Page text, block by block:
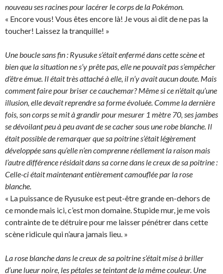
nouveau ses racines pour lacérer le corps de la Pokémon.
« Encore vous! Vous êtes encore là! Je vous ai dit de ne pas la
toucher! Laissez la tranquille! »
Une boucle sans fin : Ryusuke s’était enfermé dans cette scène et
bien que la situation ne s’y prête pas, elle ne pouvait pas s’empêcher
d’être émue. Il était très attaché à elle, il n’y avait aucun doute. Mais
comment faire pour briser ce cauchemar? Même si ce n’était qu’une
illusion, elle devait reprendre sa forme évoluée. Comme la dernière
fois, son corps se mit à grandir pour mesurer 1 mètre 70, ses jambes
se dévoilant peu à peu avant de se cacher sous une robe blanche. Il
était possible de remarquer que sa poitrine s’était légèrement
développée sans qu’elle n’en comprenne réellement la raison mais
l’autre différence résidait dans sa corne dans le creux de sa poitrine :
Celle-ci était maintenant entièrement camouflée par la rose
blanche.
« La puissance de Ryusuke est peut-être grande en-dehors de
ce monde mais ici, c’est mon domaine. Stupide mur, je me vois
contrainte de te détruire pour me laisser pénétrer dans cette
scène ridicule qui n’aura jamais lieu. »
La rose blanche dans le creux de sa poitrine s’était mise à briller
d’une lueur noire, les pétales se teintant de la même couleur. Une